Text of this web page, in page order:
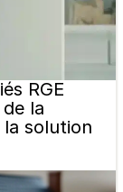
RGE
la
solution